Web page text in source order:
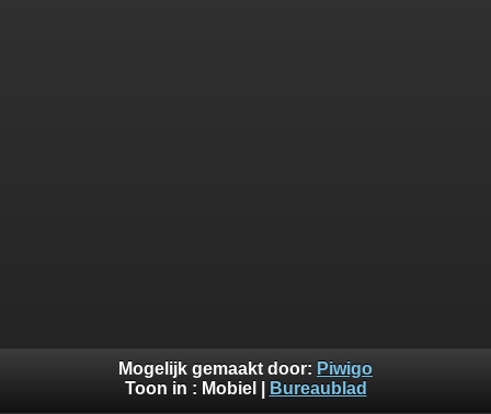
Mogelijk gemaakt door: Piwigo
Toon in : Mobiel Bureaublad